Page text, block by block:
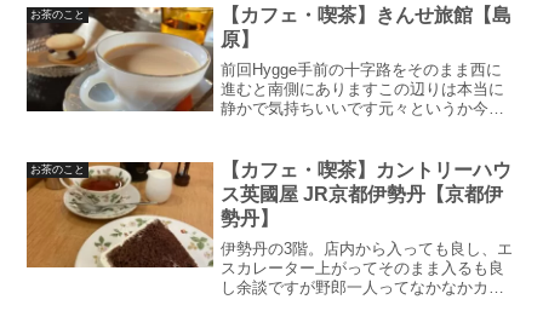
きるということですねホステルというと
アメリカの平屋の...
お茶のこと
【カフェ・喫茶】きんせ旅館【島
原】
前回Hygge手前の十字路をそのまま西に
進むと南側にありますこの辺りは本当に
静かで気持ちいいです元々というか今も
じです。注意なんですがカフェ・バーの
営業時間が17時から...
お茶のこと
【カフェ・喫茶】カントリーハウ
ス英國屋 JR京都伊勢丹【京都伊
勢丹】
伊勢丹の3階。店内から入っても良し、エ
スカレーター上がってそのまま入るも良
し余談ですが野郎一人ってなかなかカフ